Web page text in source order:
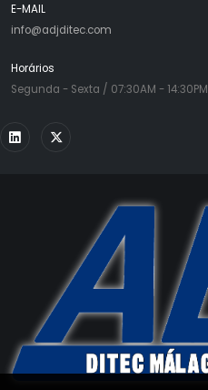
E-MAIL
info@adjditec.com
Horários
Segunda - Sexta / 07:30AM - 14:30PM